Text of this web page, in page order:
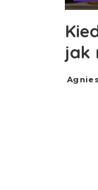
jak
Posted